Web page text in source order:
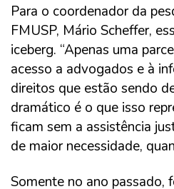
Para o coordenador da
FMUSP, Mário Scheffer,
iceberg. “Apenas uma
acesso a advogados e à
direitos que estão sendo
dramático é o que isso
ficam sem a assistência
de maior necessidade,
Somente no ano passado,